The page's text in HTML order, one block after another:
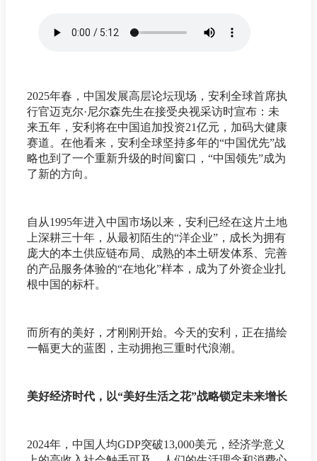
2025年春，中国发展高层论坛现场，安利全球首席执
行官迈克尔·尼尔森先生在接受央视采访时宣布：未
来五年，安利将在中国追加投资21亿元，加码大健康
赛道。在他看来，安利全球坚持多年的“中国优先”战
略也到了一个重新升级的时间窗口，“中国领先”成为
了新的方向。
自从1995年进入中国市场以来，安利已经在这片土地
上深耕三十年，从最初陌生的“洋企业”，成长为拥有
庞大的本土供应链布局、成熟的本土研发体系、完善
的产品服务体验的“在地化”样本，成为了外资企业扎
根中国的标杆。
而所有的美好，才刚刚开始。今天的安利，正在描绘
一幅更大的蓝图，主动拥抱三重时代浪潮。
美好经济时代，以“美好生活之花”战略锁定未来增长
2024年，中国人均GDP突破13,000美元，经济学意义